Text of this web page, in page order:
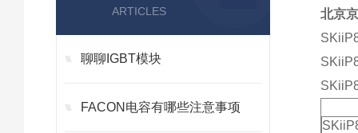
ARTICLES
聊聊IGBT模块
FACON电容有哪些注意事项
北京